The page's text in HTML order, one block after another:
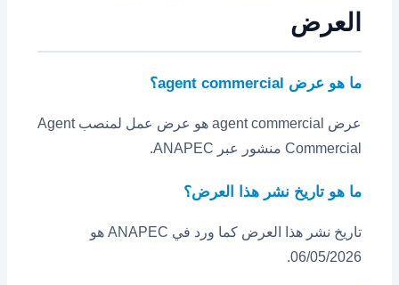
العرض
ما هو عرض agent commercial؟
عرض agent commercial هو عرض عمل لمنصب Agent
Commercial منشور عبر ANAPEC.
ما هو تاريخ نشر هذا العرض؟
تاريخ نشر هذا العرض كما ورد في ANAPEC هو
06/05/2026.